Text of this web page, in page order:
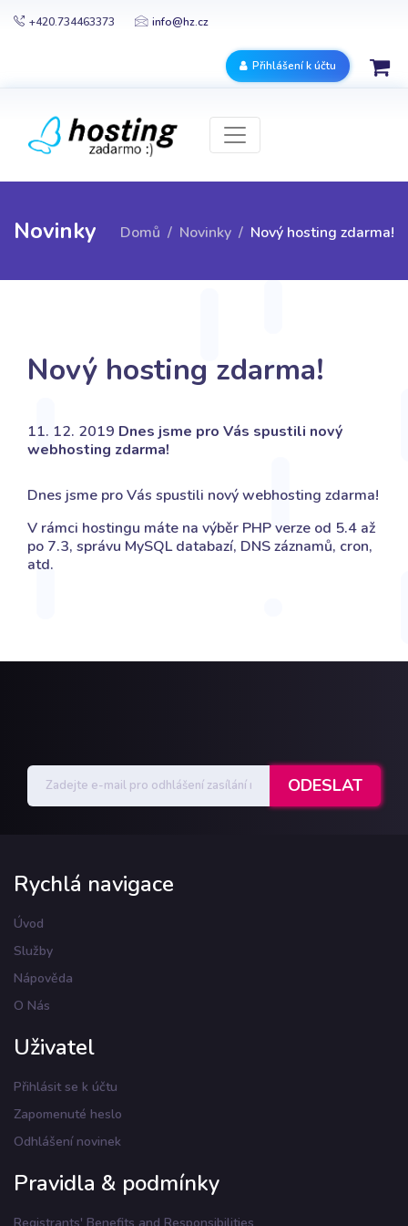
+420.734463373 info@hz.cz
Přihlášení k účtu
Novinky Domů Novinky Nový hosting zdarma!
Nový hosting zdarma!
11. 12. 2019 Dnes jsme pro Vás spustili nový
webhosting zdarma!
Dnes jsme pro Vás spustili nový webhosting zdarma!
V rámci hostingu máte na výběr PHP verze od 5.4 až
po 7.3, správu MySQL databazí, DNS záznamů, cron,
atd.
Rychlá navigace
Úvod
Služby
Nápověda
O Nás
Uživatel
Přihlásit se k účtu
Zapomenuté heslo
Odhlášení novinek
Pravidla & podmínky